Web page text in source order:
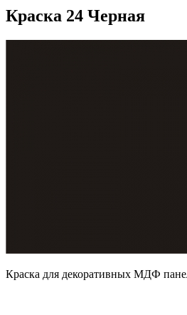
Краска 24 Черная
Краска для декоративных МДФ